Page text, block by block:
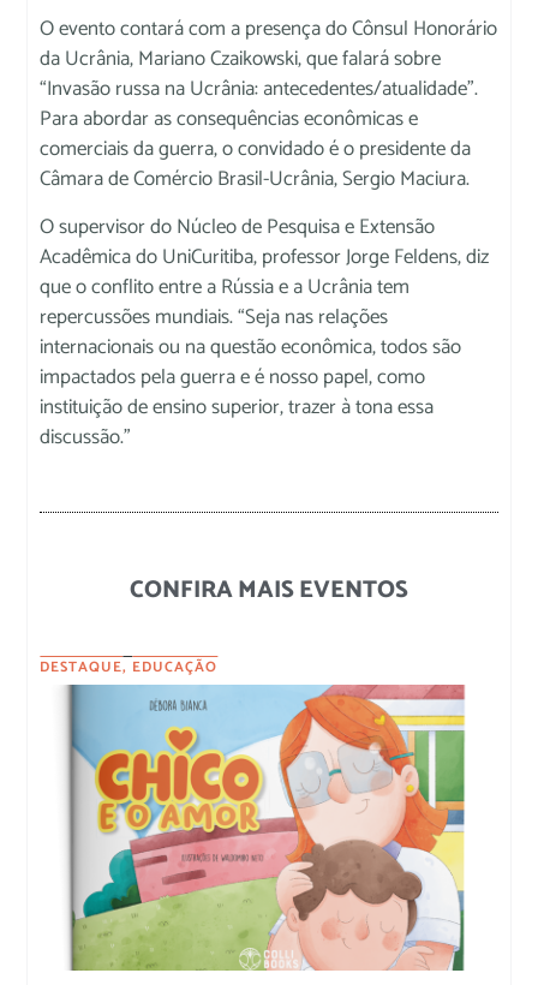
O evento contará com a presença do Cônsul Honorário
da Ucrânia, Mariano Czaikowski, que falará sobre
“Invasão russa na Ucrânia: antecedentes/atualidade”.
Para abordar as consequências econômicas e
comerciais da guerra, o convidado é o presidente da
Câmara de Comércio Brasil-Ucrânia, Sergio Maciura.
O supervisor do Núcleo de Pesquisa e Extensão
Acadêmica do UniCuritiba, professor Jorge Feldens, diz
que o conflito entre a Rússia e a Ucrânia tem
repercussões mundiais. “Seja nas relações
internacionais ou na questão econômica, todos são
impactados pela guerra e é nosso papel, como
instituição de ensino superior, trazer à tona essa
discussão.”
CONFIRA MAIS EVENTOS
DESTAQUE, EDUCAÇÃO